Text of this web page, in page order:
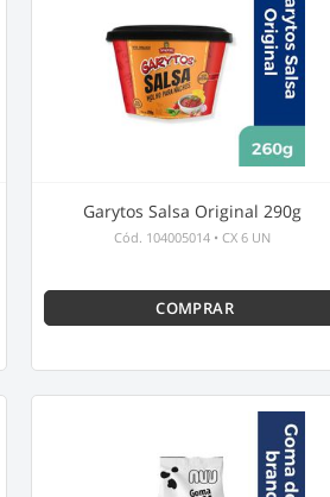
Garytos Salsa Original 290g
Cód. 104005014 •CX 6 UN
COMPRAR